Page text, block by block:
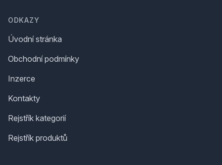
ODKAZY
Úvodní stránka
Obchodní podmínky
Inzerce
Kontakty
Rejstřík kategorií
Rejstřík produktů